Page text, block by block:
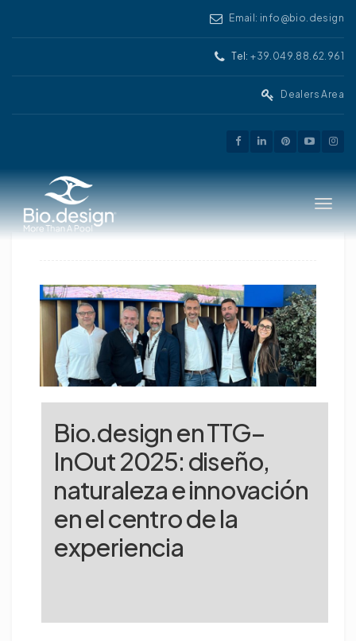
Email: info@bio.design
Tel:+39.049.88.62.961
Dealers Area
Bio.design en TTG–
InOut 2025: diseño,
naturaleza e innovación
en el centro de la
experiencia